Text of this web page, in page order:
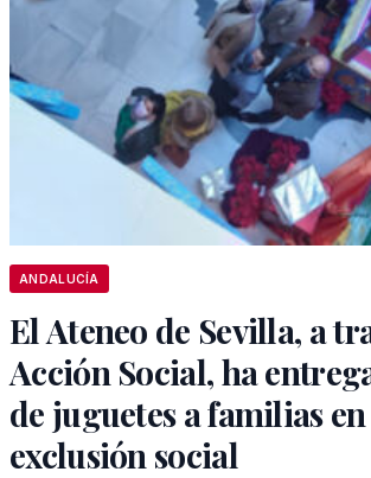
ANDALUCÍA
El Ateneo de Sevilla, a
Acción Social, ha
de juguetes a familias
exclusión social